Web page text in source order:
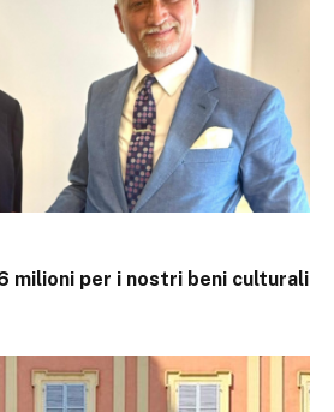
milioni per i nostri beni culturali